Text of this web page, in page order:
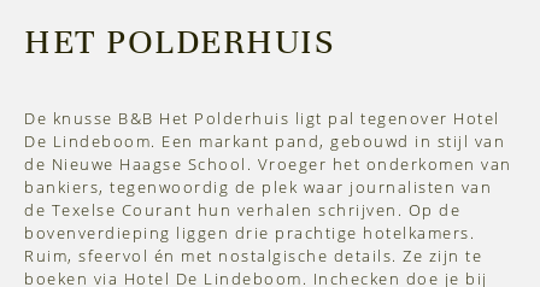
HET POLDERHUIS
De knusse B&B Het Polderhuis ligt pal tegenover Hotel
De Lindeboom. Een markant pand, gebouwd in stijl van
de Nieuwe Haagse School. Vroeger het onderkomen van
bankiers, tegenwoordig de plek waar journalisten van
de Texelse Courant hun verhalen schrijven. Op de
bovenverdieping liggen drie prachtige hotelkamers.
Ruim, sfeervol én met nostalgische details. Ze zijn te
boeken via Hotel De Lindeboom. Inchecken doe je bij